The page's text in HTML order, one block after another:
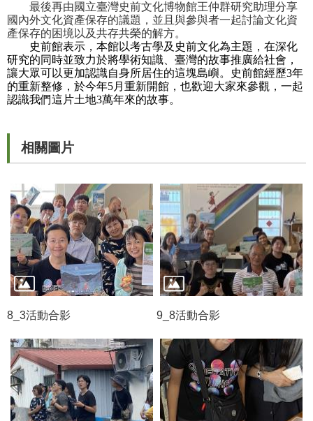
導
R
S
S
站
料
開
放
宣
告
隱
權
護
政
策
資
最後再由國立臺灣史前文化博物館王仲群研究助理分享
國內外文化資產保存的議題，並且與參與者一起討論文化資
產保存的困境以及共存共榮的解方。
史前館表示，本館以考古學及史前文化為主題，在深化
研究的同時並致力於將學術知識、臺灣的故事推廣給社會，
讓大眾可以更加認識自身所居住的這塊島嶼。史前館經歷3年
的重新整修，於今年5月重新開館，也歡迎大家來參觀，一起
認識我們這片土地3萬年來的故事。
相關圖片
8_3活動合影 9_8活動合影